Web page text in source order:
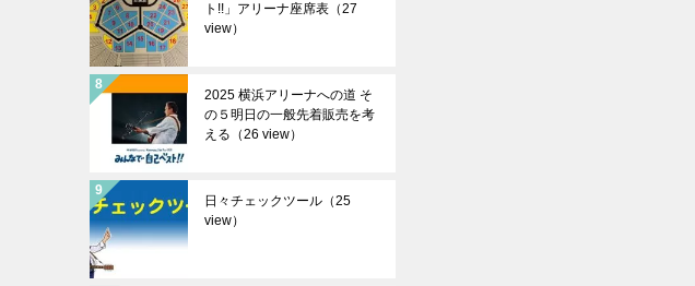
ト!!」アリーナ座席表（27
view）
2025 横浜アリーナへの道 そ
の５明日の一般先着販売を考
える（26 view）
日々チェックツール（25
view）